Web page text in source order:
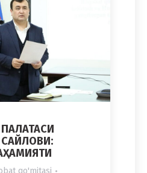
САЙЛОВИ: